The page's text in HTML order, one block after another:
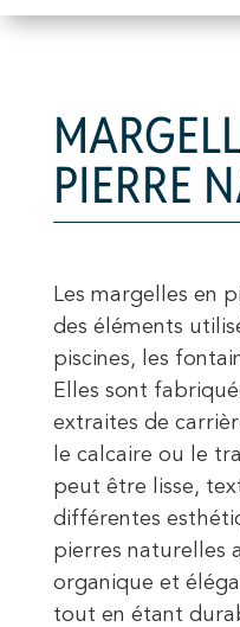
PIERRE
Les margelles en
des éléments
piscines, les
Elles sont
extraites de
le calcaire ou le
peut être lisse,
différentes
pierres naturelles
organique et
tout en étant